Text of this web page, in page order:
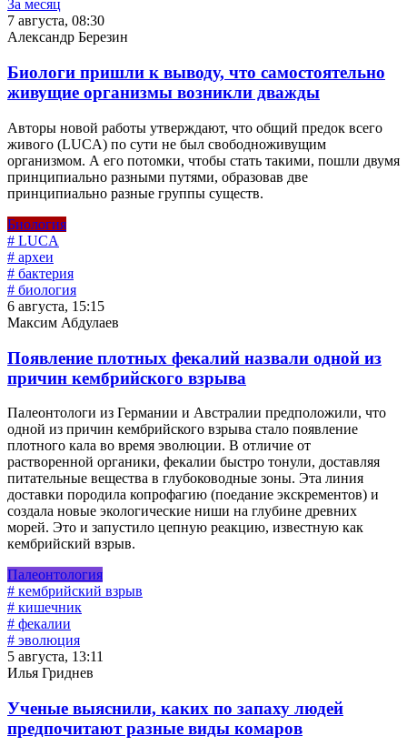
За месяц
7 августа, 08:30
Александр Березин
Биологи пришли к выводу, что самостоятельно
живущие организмы возникли дважды
Авторы новой работы утверждают, что общий предок всего
живого (LUCA) по сути не был свободноживущим
организмом. А его потомки, чтобы стать такими, пошли двумя
принципиально разными путями, образовав две
принципиально разные группы существ.
Биология
# LUCA
# археи
# бактерия
# биология
6 августа, 15:15
Максим Абдулаев
Появление плотных фекалий назвали одной из
причин кембрийского взрыва
Палеонтологи из Германии и Австралии предположили, что
одной из причин кембрийского взрыва стало появление
плотного кала во время эволюции. В отличие от
растворенной органики, фекалии быстро тонули, доставляя
питательные вещества в глубоководные зоны. Эта линия
доставки породила копрофагию (поедание экскрементов) и
создала новые экологические ниши на глубине древних
морей. Это и запустило цепную реакцию, известную как
кембрийский взрыв.
Палеонтология
# кембрийский взрыв
# кишечник
# фекалии
# эволюция
5 августа, 13:11
Илья Гриднев
Ученые выяснили, каких по запаху людей
предпочитают разные виды комаров